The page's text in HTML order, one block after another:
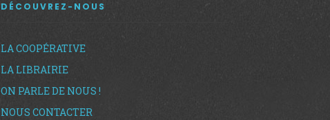
DÉCOUVREZ-NOUS
LA COOPÉRATIVE
LA LIBRAIRIE
ON PARLE DE NOUS !
NOUS CONTACTER